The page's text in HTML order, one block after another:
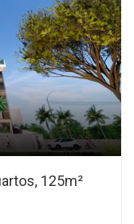
125m²